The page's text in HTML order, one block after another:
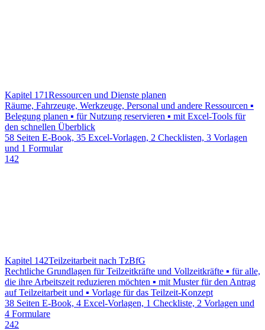
Kapitel 171Ressourcen und Dienste planen
Räume, Fahrzeuge, Werkzeuge, Personal und andere Ressourcen ▪
Belegung planen ▪ für Nutzung reservieren ▪ mit Excel-Tools für
den schnellen Überblick
58 Seiten E-Book, 35 Excel-Vorlagen, 2 Checklisten, 3 Vorlagen
und 1 Formular
142
Kapitel 142Teilzeitarbeit nach TzBfG
Rechtliche Grundlagen für Teilzeitkräfte und Vollzeitkräfte ▪ für alle,
die ihre Arbeitszeit reduzieren möchten ▪ mit Muster für den Antrag
auf Teilzeitarbeit und ▪ Vorlage für das Teilzeit-Konzept
38 Seiten E-Book, 4 Excel-Vorlagen, 1 Checkliste, 2 Vorlagen und
4 Formulare
242